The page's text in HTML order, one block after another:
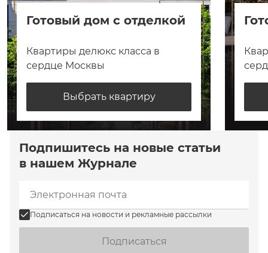
Готовый дом с отделкой
Квартиры делюкс класса в
сердце Москвы
Выбрать квартиру
Подпишитесь на новые статьи
в нашем Журнале
Подписаться на новости и рекламные рассылки
Подписаться